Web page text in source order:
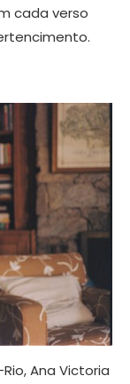
cada verso
Ana Victoria